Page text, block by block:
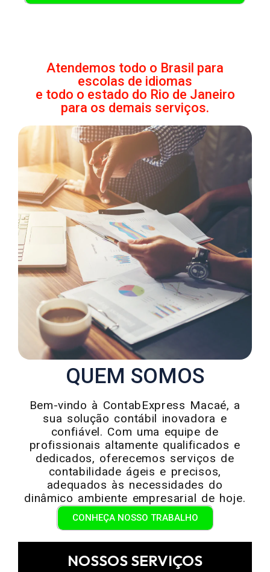
Atendemos todo o Brasil para
escolas de idiomas
e todo o estado do Rio de Janeiro
para os demais serviços.
QUEM SOMOS
Bem-vindo à ContabExpress Macaé, a
sua solução contábil inovadora e
confiável. Com uma equipe de
profissionais altamente qualificados e
dedicados, oferecemos serviços de
contabilidade ágeis e precisos,
adequados às necessidades do
dinâmico ambiente empresarial de hoje.
CONHEÇA NOSSO TRABALHO
NOSSOS SERVIÇOS